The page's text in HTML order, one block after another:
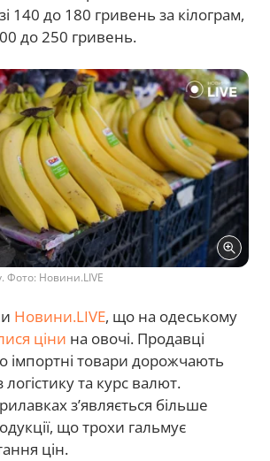
140 до 180 гривень за кілограм,
до 250 гривень.
Фото: Новини.LIVE
Новини.LIVE, що на одеському
ціни на овочі. Продавці
товари дорожчають
та курс валют.
з’являється більше
що трохи гальмує
цін.